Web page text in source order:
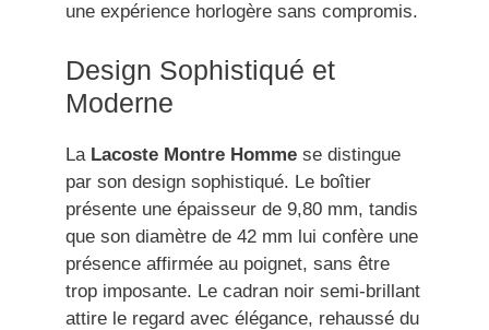
une expérience horlogère sans compromis.
Design Sophistiqué et
Moderne
La Lacoste Montre Homme se distingue
par son design sophistiqué. Le boîtier
présente une épaisseur de 9,80 mm, tandis
que son diamètre de 42 mm lui confère une
présence affirmée au poignet, sans être
trop imposante. Le cadran noir semi-brillant
attire le regard avec élégance, rehaussé du